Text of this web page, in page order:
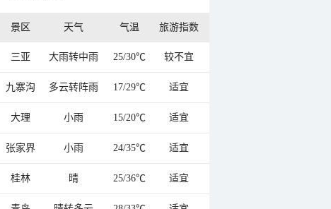
景区 天气 气温 旅游指数
三亚 大雨转中雨 25/30℃ 较不宜
九寨沟 多云转阵雨 17/29℃ 适宜
大理 小雨 15/20℃ 适宜
张家界 小雨 24/35℃ 适宜
桂林 晴 25/36℃ 适宜